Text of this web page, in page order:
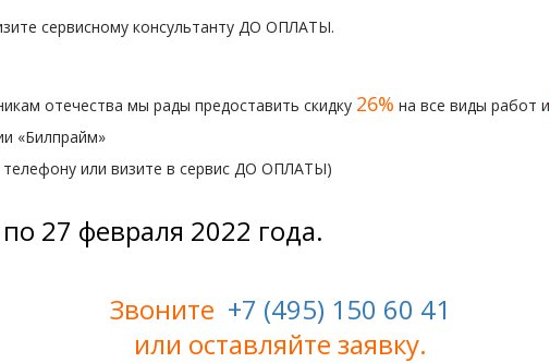
сервисному консультанту ДО ОПЛАТЫ.
отечества мы рады предоставить скидку 26% на все виды работ и
«Билпрайм»
или визите в сервис ДО ОПЛАТЫ)
27 февраля 2022 года.
Звоните +7 (495) 150 60 41
или оставляйте заявку.